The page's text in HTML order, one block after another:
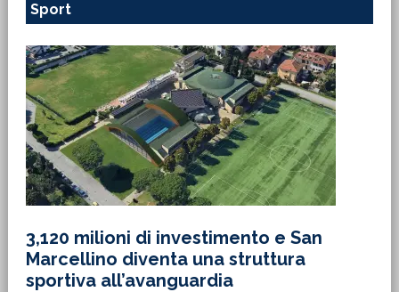
Sport
3,120 milioni di investimento e San
Marcellino diventa una struttura
sportiva all’avanguardia